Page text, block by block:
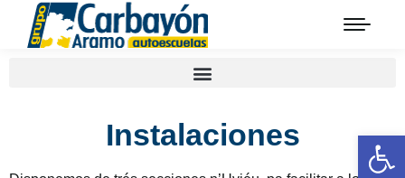
Instalaciones